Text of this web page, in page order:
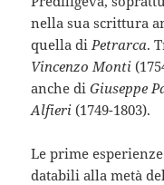
nella sua scrittura
quella di Petrarca.
Vincenzo Monti
anche diGiuseppe
Alfieri (1749-1803).
Le prime
databili alla metà